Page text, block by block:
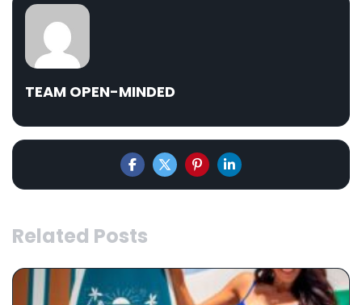
TEAM OPEN-MINDED
Related Posts